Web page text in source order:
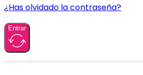
¿Has olvidado la contraseña?
Entrar